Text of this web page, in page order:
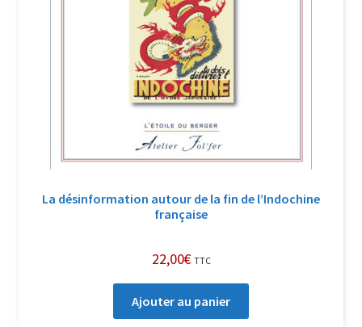
La désinformation autour de la fin de l’Indochine
française
22,00€ TTC
Ajouter au panier